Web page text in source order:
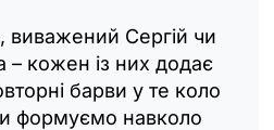
виважений Сергій чи
– кожен із них додає
барви у те коло
формуємо навколо